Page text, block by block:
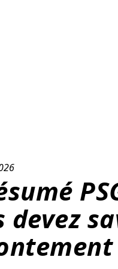
devez